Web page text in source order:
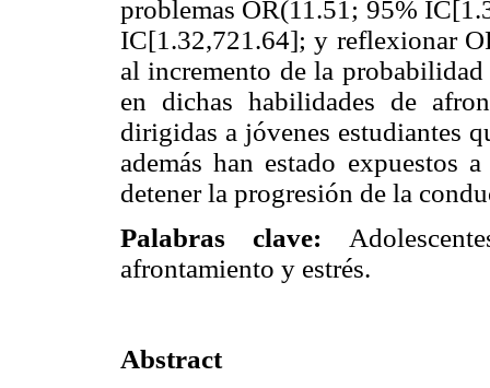
problemas OR(11.51; 95%
IC[1.32,721.64]; y reflexionar
al incremento de la
en dichas habilidades de
dirigidas a jóvenes estudiantes
además han estado expuestos
detener la progresión de la
Palabras clave:
afrontamiento y estrés.
Abstract